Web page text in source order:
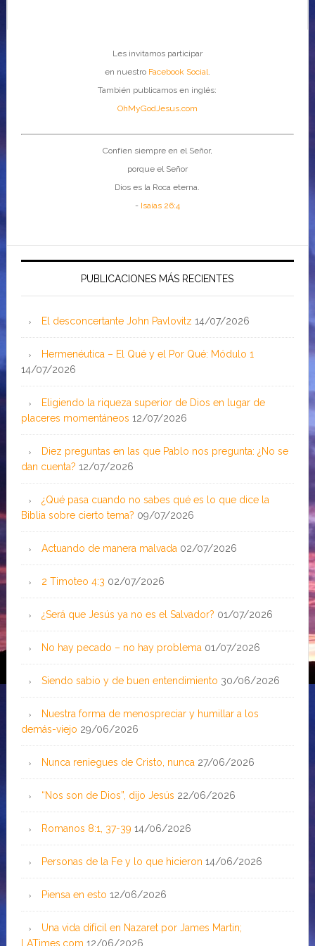
Les invitamos participar
en nuestro Facebook Social.
También publicamos en inglés:
OhMyGodJesus.com
Confíen siempre en el Señor,
porque el Señor
Dios es la Roca eterna.
- Isaías 26:4
PUBLICACIONES MÁS RECIENTES
El desconcertante John Pavlovitz 14/07/2026
Hermenéutica – El Qué y el Por Qué: Módulo 1
14/07/2026
Eligiendo la riqueza superior de Dios en lugar de
placeres momentáneos 12/07/2026
Diez preguntas en las que Pablo nos pregunta: ¿No se
dan cuenta? 12/07/2026
¿Qué pasa cuando no sabes qué es lo que dice la
Biblia sobre cierto tema? 09/07/2026
Actuando de manera malvada 02/07/2026
2 Timoteo 4:3 02/07/2026
¿Será que Jesús ya no es el Salvador? 01/07/2026
No hay pecado – no hay problema 01/07/2026
Siendo sabio y de buen entendimiento 30/06/2026
Nuestra forma de menospreciar y humillar a los
demás-viejo 29/06/2026
Nunca reniegues de Cristo, nunca 27/06/2026
“Nos son de Dios”, dijo Jesús 22/06/2026
Romanos 8:1, 37-39 14/06/2026
Personas de la Fe y lo que hicieron 14/06/2026
Piensa en esto 12/06/2026
Una vida difícil en Nazaret por James Martin;
LATimes.com 12/06/2026